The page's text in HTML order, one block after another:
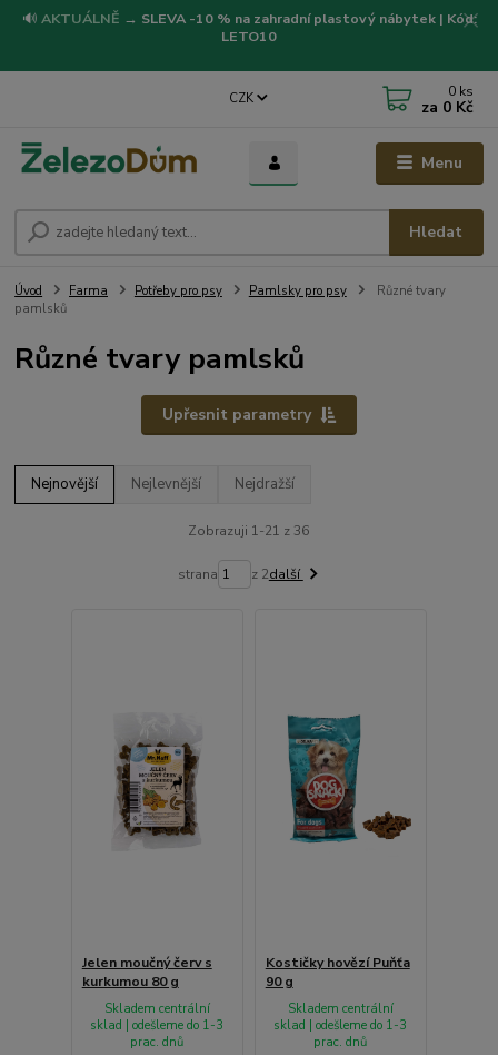
🔊 AKTUÁLNĚ → SLEVA -10 % na zahradní plastový nábytek | Kód:
LETO10
Menu
CZK
Hledat
0 ks
za 0 Kč
Úvod Farma Potřeby pro psy Pamlsky pro psy
Různé tvary
pamlsků
Různé tvary pamlsků
Upřesnit parametry
Nejnovější Nejlevnější Nejdražší
Zobrazuji 1-21 z 36
strana z 2další
Jelen moučný červ s
kurkumou 80 g
Skladem centrální
sklad | odešleme do 1-3
prac. dnů
Kostičky hovězí Puňťa
90 g
Skladem centrální
sklad | odešleme do 1-3
prac. dnů